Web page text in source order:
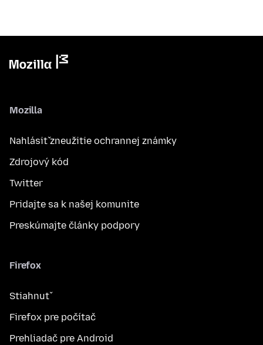
Mozilla
Nahlásiť zneužitie ochrannej známky
Zdrojový kód
Twitter
Pridajte sa k našej komunite
Preskúmajte články podpory
Firefox
Stiahnuť
Firefox pre počítač
Prehliadač pre Android